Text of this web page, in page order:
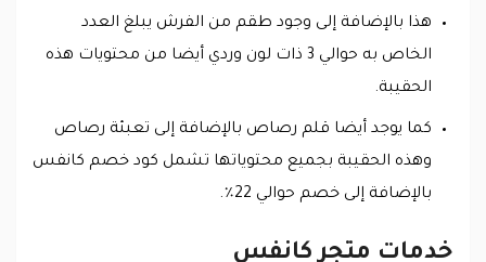
هذا بالإضافة إلى وجود طقم من الفرش يبلغ العدد
الخاص به حوالي 3 ذات لون وردي أيضا من محتويات هذه
الحقيبة.
كما يوجد أيضا قلم رصاص بالإضافة إلى تعبئة رصاص
وهذه الحقيبة بجميع محتوياتها تشمل كود خصم كانفس
بالإضافة إلى خصم حوالي 22٪.
خدمات متجر كانفس